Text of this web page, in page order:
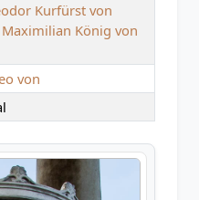
Kurfürst von
Maximilian König von
von